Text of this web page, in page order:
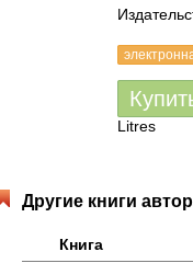
Litres
Другие книги
Книга